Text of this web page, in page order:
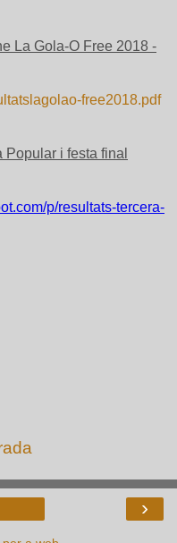
La Gola-O Free 2018 -
free2018.pdf
Popular i festa final
p/resultats-tercera-
›